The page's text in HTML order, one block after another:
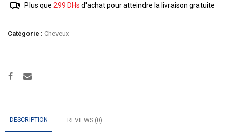
250mlsouhaits
Plus que 299 DHs d'achat pour atteindre la livraison gratuite
Catégorie : Cheveux
DESCRIPTION REVIEWS (0)